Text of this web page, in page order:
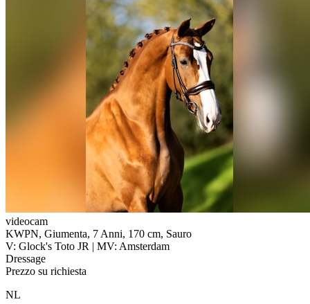
videocam
KWPN, Giumenta, 7 Anni, 170 cm, Sauro
V: Glock's Toto JR | MV: Amsterdam
Dressage
Prezzo su richiesta
NL